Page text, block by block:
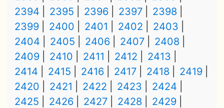
2394
2395 2396 2397
2398
2399
2400 2401 2402
2403
2404
2405 2406 2407
2408
2409
2410 2411 2412
2413
2414
2415 2416 2417 2418
2419
2420
2421 2422 2423
2424
2425
2426 2427 2428
2429